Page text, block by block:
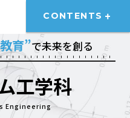
育”で未来を創る
工学科
Engineering
CONTENTS